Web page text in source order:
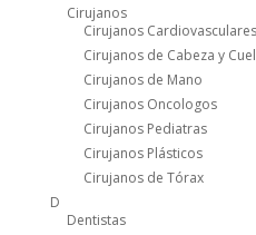
Cirujanos
Cirujanos Cardiovasculares
Cirujanos de Cabeza y
Cirujanos de Mano
Cirujanos Oncologos
Cirujanos Pediatras
Cirujanos Plásticos
Cirujanos de Tórax
D
Dentistas